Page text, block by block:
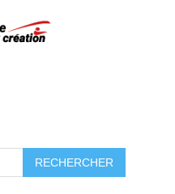
RECHERCHER